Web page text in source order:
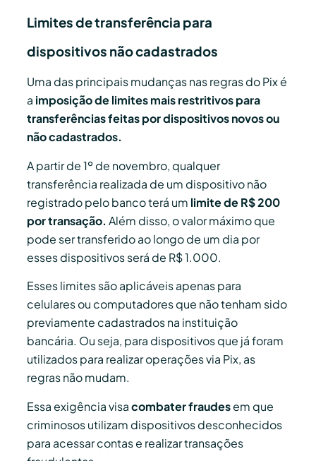
Limites de transferência para
dispositivos não cadastrados
Uma das principais mudanças nas regras do Pix é
a imposição de limites mais restritivos para
transferências feitas por dispositivos novos ou
não cadastrados.
A partir de 1º de novembro, qualquer
transferência realizada de um dispositivo não
registrado pelo banco terá um limite de R$ 200
por transação. Além disso, o valor máximo que
pode ser transferido ao longo de um dia por
esses dispositivos será de R$ 1.000.
Esses limites são aplicáveis apenas para
celulares ou computadores que não tenham sido
previamente cadastrados na instituição
bancária. Ou seja, para dispositivos que já foram
utilizados para realizar operações via Pix, as
regras não mudam.
Essa exigência visacombater fraudesem que
criminosos utilizam dispositivos desconhecidos
para acessar contas e realizar transações